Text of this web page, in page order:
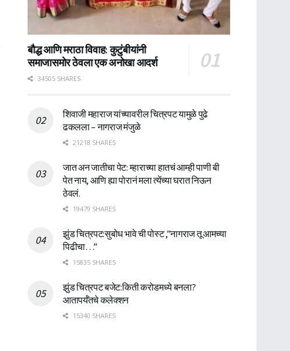
बौद्ध आणि मराठा विवाह: कुटुंबीयांनी
समाजासमोर ठेवला एक अनोखा आदर्श
34505 SHARES
शिवाजी महाराज यांच्यावरील चित्रपट यामुळे पुढे
ढकलला – नागराज मंजुळे
21218 SHARES
जात अन जातीचा पेट: म्हाराच्या हातचं आम्ही पाणी बी
पेत नाय, आणि ह्या पोरानं मला त्येंच्या घरात निऊन
ठेवलं.
19479 SHARES
झुंड चित्रपट:सुबोध भावे ची पोस्ट ,”नागराज तू आमच्या
पिढीचा…”
15835 SHARES
झुंड चित्रपट बजेट:किती करोडमध्ये बनला?
आतापर्यँतचे कलेक्शन
15340 SHARES